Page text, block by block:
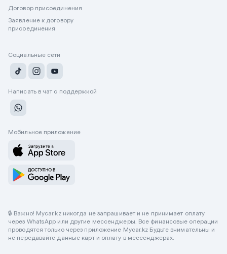
Договор присоединения
Заявление к договору
присоединения
Социальные сети
Написать в чат с поддержкой
Мобильное приложение
🔒 Важно! Mycar.kz никогда не запрашивает и не принимает оплату
через WhatsApp или другие мессенджеры. Все финансовые операции
проводятся только через приложение Mycar.kz Будьте внимательны и
не передавайте данные карт и оплату в мессенджерах.